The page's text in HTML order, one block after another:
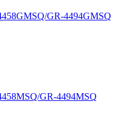
GR-4494GMSQ
GR-4494MSQ